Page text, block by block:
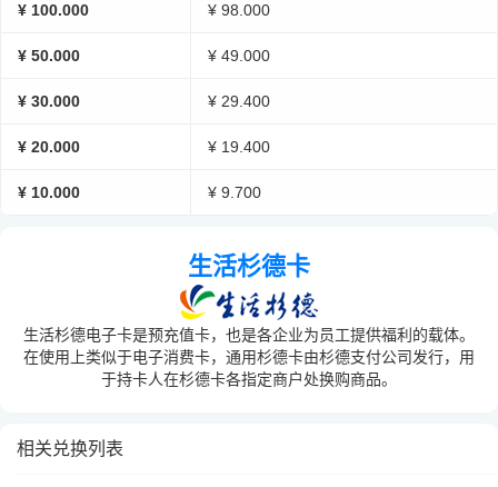
¥ 100.000 ¥ 98.000
¥ 50.000 ¥ 49.000
¥ 30.000 ¥ 29.400
¥ 20.000 ¥ 19.400
¥ 10.000 ¥ 9.700
生活杉德卡
生活杉德电子卡是预充值卡，也是各企业为员工提供福利的载体。
在使用上类似于电子消费卡，通用杉德卡由杉德支付公司发行，用
于持卡人在杉德卡各指定商户处换购商品。
相关兑换列表